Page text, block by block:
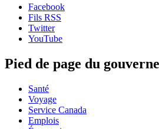
Facebook
Fils RSS
Twitter
YouTube
Pied de page du
Santé
Voyage
Service Canada
Emplois